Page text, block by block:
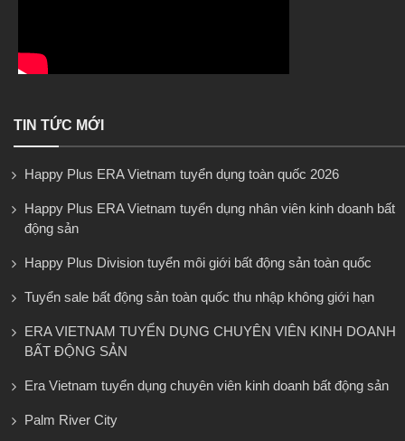
TIN TỨC MỚI
Happy Plus ERA Vietnam tuyển dụng toàn quốc 2026
Happy Plus ERA Vietnam tuyển dụng nhân viên kinh doanh bất
động sản
Happy Plus Division tuyển môi giới bất động sản toàn quốc
Tuyển sale bất động sản toàn quốc thu nhập không giới hạn
ERA VIETNAM TUYỂN DỤNG CHUYÊN VIÊN KINH DOANH
BẤT ĐỘNG SẢN
Era Vietnam tuyển dụng chuyên viên kinh doanh bất động sản
Palm River City